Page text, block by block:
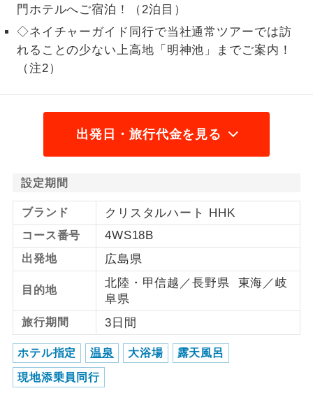
門ホテルへご宿泊！（2泊目）
◇ネイチャーガイド同行で当社通常ツアーでは訪
れることの少ない上高地「明神池」までご案内！
（注2）
出発日・旅行代金を見る
設定期間
ブランド クリスタルハート HHK
コース番号 4WS18B
出発地 広島県
目的地
北陸・甲信越／長野県 東海／岐
阜県
旅行期間 3日間
ホテル指定 温泉 大浴場 露天風呂
現地添乗員同行
ご夫婦限定
ご夫婦限定でご参加いただけるコースで
す。
女性限定
ご参加にあたり年齢に制限があるコース
です。
利用航空会社が指定なので、ご出発の計
ホテル指定
ご紹介するホテルを指定したコースで
す。
おひとり様バ
ス2席利用
おひとり様でバス席を2席利⽤できま
す。